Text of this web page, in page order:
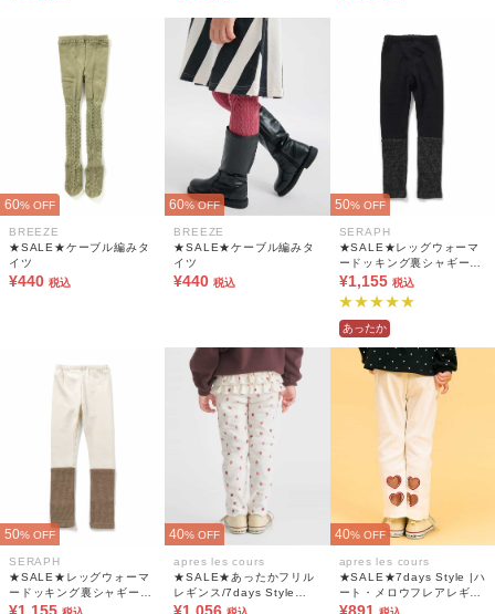
60% OFF
BREEZE
★SALE★ケーブル編みタ
イツ
¥440 税込
60% OFF
BREEZE
★SALE★ケーブル編みタ
イツ
¥440 税込
50% OFF
SERAPH
★SALE★レッグウォーマ
ードッキング裏シャギーレ
ギンス 10分丈
¥1,155 税込
あったか
50% OFF
SERAPH
★SALE★レッグウォーマ
ードッキング裏シャギーレ
ギンス 10分丈
40% OFF
apres les cours
★SALE★あったかフリル
レギンス/7days Style
pants 10分丈
40% OFF
apres les cours
★SALE★7days Style |ハ
ート・メロウフレアレギン
ス